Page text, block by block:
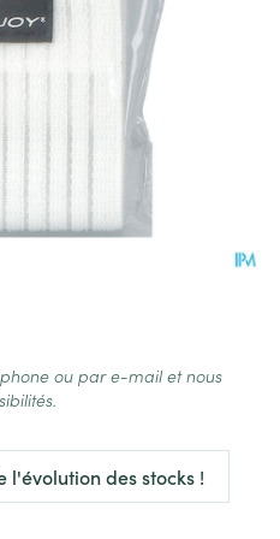
des stocks !
ou par e-mail et nous